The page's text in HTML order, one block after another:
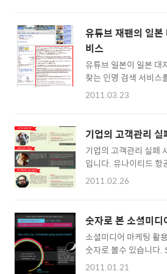
니다. 인포그래픽 소스
http://
소리를 듣고, 의도한
기 위해서 트위터, 페
다양한 소셜 플랫폼을
다양한 사례를 통해 알
의 평판 관리하는 법
년 말부터 본격적으로
됩니다. 기업 및 기관의
자들에게 유용한 자료
이벌 다운..
유튜브 재팬의 일
비스
유튜브 일본이 일본 대
찾는 인명 검색 서비스
일 구글의 Person
세계로 퍼지고 있습니
일본어만 지원되고 있
작전에서 발생할수 있
지하기 위해 유튜브
Youtube Person
2011.03.23
기업의 고객관리 실
기업의 고객관리 실패
입니다. 유나이티드 항
소개됐는데요. 그 내용
로 만들고 동영상
찍어 유튜브에 올렸고
이상 재생 됐습니다.
내용은 블로거팁닷컴
인포그래픽 소스
2011.02.26
숫자로 본 소셜미디
소셜미디어 마케팅 활
숫자로 볼수 있습니
이라는 표현이 눈에 들
2011.01.21